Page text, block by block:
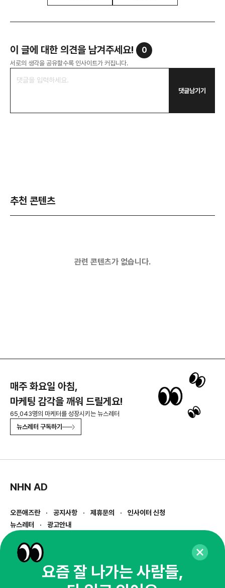
이 글에 대한 의견을 남겨주세요! 0
서로의 생각을 공유할수록 인사이트가 커집니다.
댓글남기기
추천 콘텐츠
관련 콘텐츠가 없습니다.
매주 화요일 아침,
마케팅 감각을 깨워 드릴게요!
65,043명의 마케터를 성장시키는 뉴스레터
뉴스레터 구독하기
NHN AD
오픈애즈란 공지사항 제휴문의
인사이터 신청
뉴스레터
광고안내
경기도 성남시 분당구 대왕판교로645번길 16
사업자등록번호 : 144-81-27690(
통신판매업신고번호 : 2014-경기성남-1023
호스팅서비스사업자 : 오픈애즈
요즘 잘 나가는 사람들,